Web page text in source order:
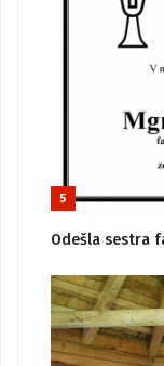
5
Odešla sestra